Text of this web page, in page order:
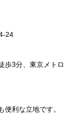
24
歩3分、東京メトロ
利な立地です。